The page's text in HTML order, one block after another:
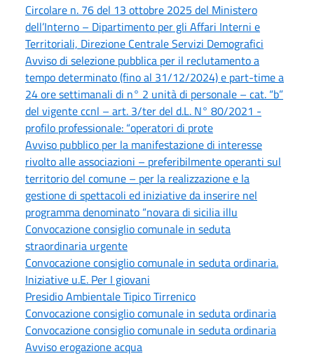
Circolare n. 76 del 13 ottobre 2025 del Ministero
dell’Interno – Dipartimento per gli Affari Interni e
Territoriali, Direzione Centrale Servizi Demografici
Avviso di selezione pubblica per il reclutamento a
tempo determinato (fino al 31/12/2024) e part-time a
24 ore settimanali di n° 2 unità di personale – cat. “b”
del vigente ccnl – art. 3/ter del d.L. N° 80/2021 -
profilo professionale: “operatori di prote
Avviso pubblico per la manifestazione di interesse
rivolto alle associazioni – preferibilmente operanti sul
territorio del comune – per la realizzazione e la
gestione di spettacoli ed iniziative da inserire nel
programma denominato “novara di sicilia illu
Convocazione consiglio comunale in seduta
straordinaria urgente
Convocazione consiglio comunale in seduta ordinaria.
Iniziative u.E. Per I giovani
Presidio Ambientale Tipico Tirrenico
Convocazione consiglio comunale in seduta ordinaria
Convocazione consiglio comunale in seduta ordinaria
Avviso erogazione acqua